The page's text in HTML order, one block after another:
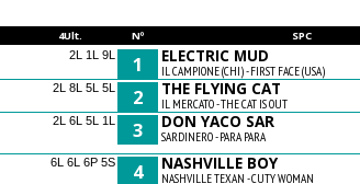
4Ult. Nº SPC
2L 1L 9L 1 ELECTRIC MUD
IL CAMPIONE (CHI) - FIRST FACE (USA)
2L 8L 5L 5L 2 THE FLYING CAT
IL MERCATO - THE CAT IS OUT
2L 6L 5L 1L 3 DON YACO SAR
SARDINERO - PARA PARA
6L 6L 6P 5S 4 NASHVILLE BOY
NASHVILLE TEXAN - CUTY WOMAN